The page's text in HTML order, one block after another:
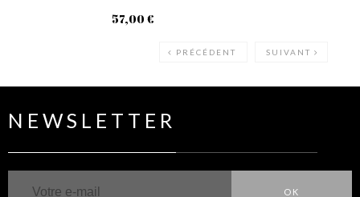
57,00 €
PRÉCÉDENT SUIVANT
NEWSLETTER
OK